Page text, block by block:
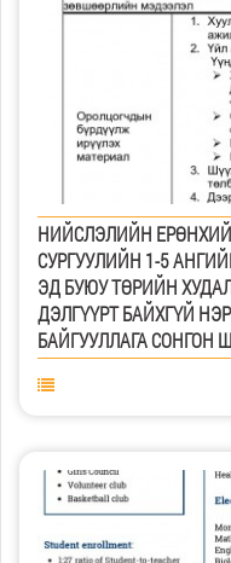
НИЙСЛЭЛИЙН
СУРГУУЛИЙН 1-5
ЭД БУЮУ ТӨРИЙН
ДЭЛГҮҮРТ БАЙХГҮЙ
БАЙГУУЛЛАГА СОНГОН